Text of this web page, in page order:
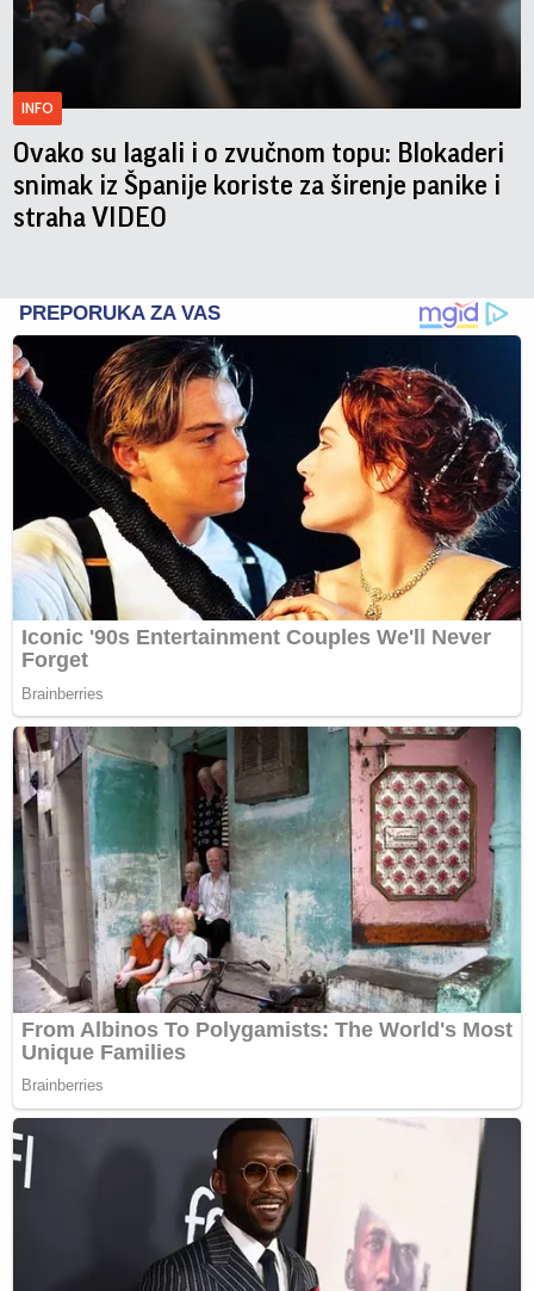
INFO
Ovako su lagali i o zvučnom topu: Blokaderi
snimak iz Španije koriste za širenje panike i
straha VIDEO